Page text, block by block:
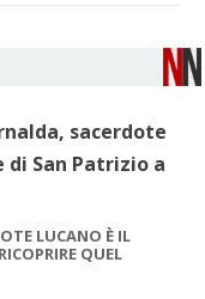
sacerdote
San Patrizio a
LUCANO È IL
QUEL